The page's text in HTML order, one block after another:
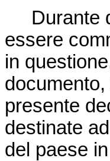
Durante
essere
in
presente
destinate
del paese